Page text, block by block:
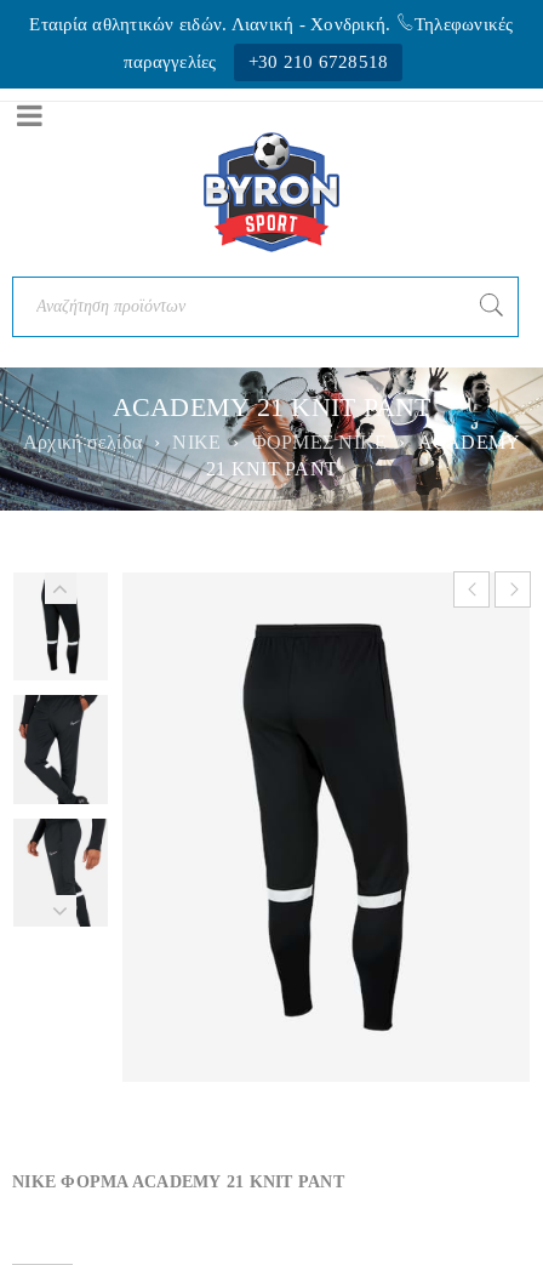
Εταιρία αθλητικών ειδών. Λιανική - Xονδρική.
Τηλεφωνικές
παραγγελίες
+30 210 6728518
ACADEMY 21 KNIT PANT
Αρχική σελίδα › NIKE › ΦΟΡΜΕΣ ΝΙΚΕ ›
ACADEMY
21 KNIT PANT
NIKE ΦΟΡΜA ACADEMY 21 KNIT PANT